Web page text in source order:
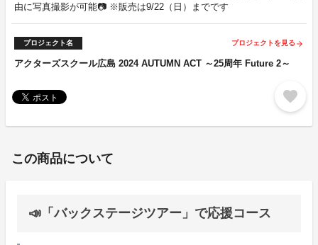
由に写真撮影が可能📷 ※販売は9/22（日）までです
プロジェクト名 プロジェクトを見る arrow_forward
アクターズスクール広島 2024 AUTUMN ACT ～25周年 Future 2～
favorite
この商品について
📣「バックステージツアー」で応援コース